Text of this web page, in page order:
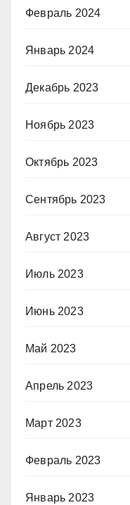
Февраль 2024
Январь 2024
Декабрь 2023
Ноябрь 2023
Октябрь 2023
Сентябрь 2023
Август 2023
Июль 2023
Июнь 2023
Май 2023
Апрель 2023
Март 2023
Февраль 2023
Январь 2023